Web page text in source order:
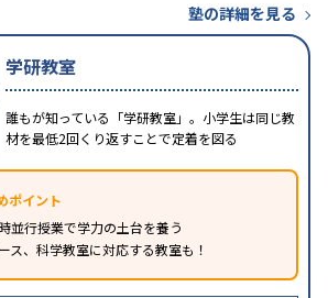
塾の詳細を見る
学研教室
誰もが知っている「学研教室」。小学生は同じ教
材を最低2回くり返すことで定着を図る
ポイント
並行授業で学力の土台を養う
ス、科学教室に対応する教室も！